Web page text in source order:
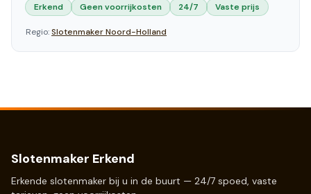
Erkend Geen voorrijkosten 24/7 Vaste prijs
Regio:SlotenmakerNoord-Holland
Slotenmaker Erkend
Erkende slotenmaker bij u in de buurt — 24/7 spoed, vaste